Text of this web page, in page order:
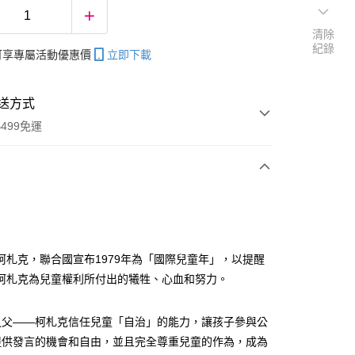
專屬活動優惠價 立即下載
方式
免運
期使用說明】
擇「大哥付你分期」，訂單成立後會自動跳轉到大哥付的交易
付
札克，聯合國宣布1979年為「國際兒童年」，以提醒
札克為兒童權利所付出的犧牲、心血和努力。
父——柯札克信任兒童「自治」的能力，讓孩子參與公
發言的機會和自由，並且完全尊重兒童的作為，成為
清除
紀錄